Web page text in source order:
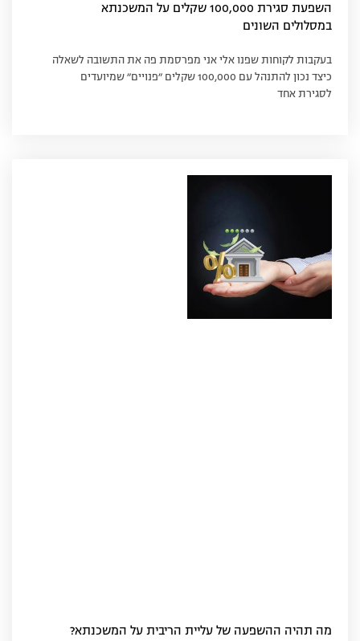
השפעת סגירת 100,000 שקלים על המשכנתא
במסלולים השונים
בעקבות לקוחות שפנו אלי אני מפרסמת פה את התשובה לשאלה
כיצד נכון להתנהל עם 100,000 שקלים ״פנויים״ שמיועדים
לסגירת אחד
מה תהיה ההשפעה של עליית הריבית על המשכנתא?